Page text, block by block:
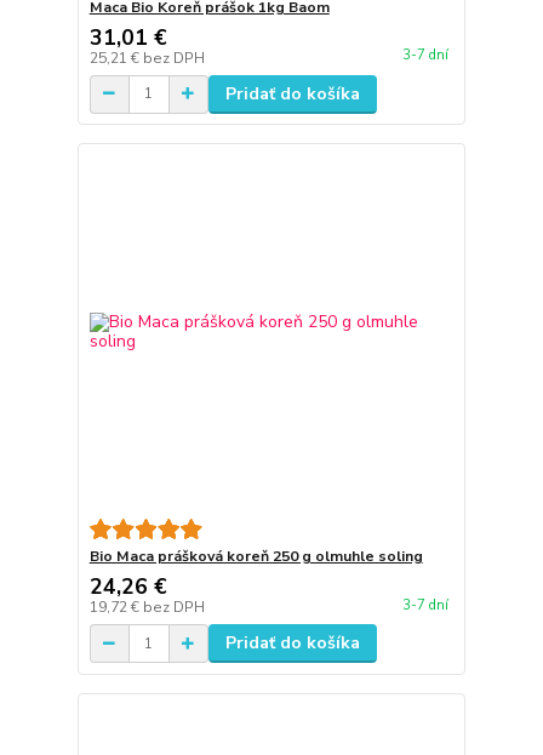
Maca Bio Koreň prášok 1kg Baom
31,01 €
25,21 € bez DPH 3-7 dní
Pridať do košíka
Bio Maca prášková koreň 250 g olmuhle soling
24,26 €
19,72 € bez DPH 3-7 dní
Pridať do košíka